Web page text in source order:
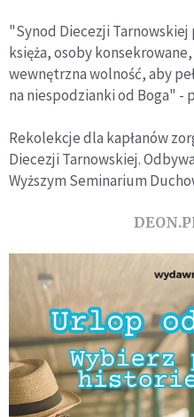
"Synod Diecezji
księża, osoby
wewnętrzna wolność, aby
na niespodzianki od Boga" -
Rekolekcje dla kapłanów
Diecezji Tarnowskiej.
Wyższym Seminarium